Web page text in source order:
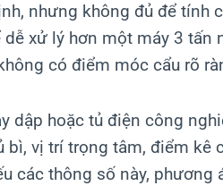
nhưng không đủ để tính
xử lý hơn một máy 3 tấn
có điểm móc cẩu rõ
dập hoặc tủ điện công
vị trí trọng tâm, điểm kê
các thông số này, phương